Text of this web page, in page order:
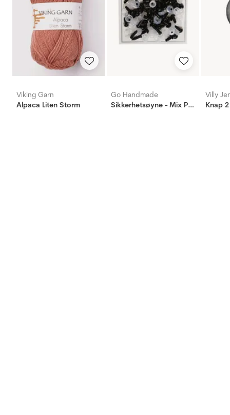
Viking Garn
Alpaca Liten Storm
Go Handmade
Sikkerhetsøyne - Mix Pakke - 25 Par
Villy